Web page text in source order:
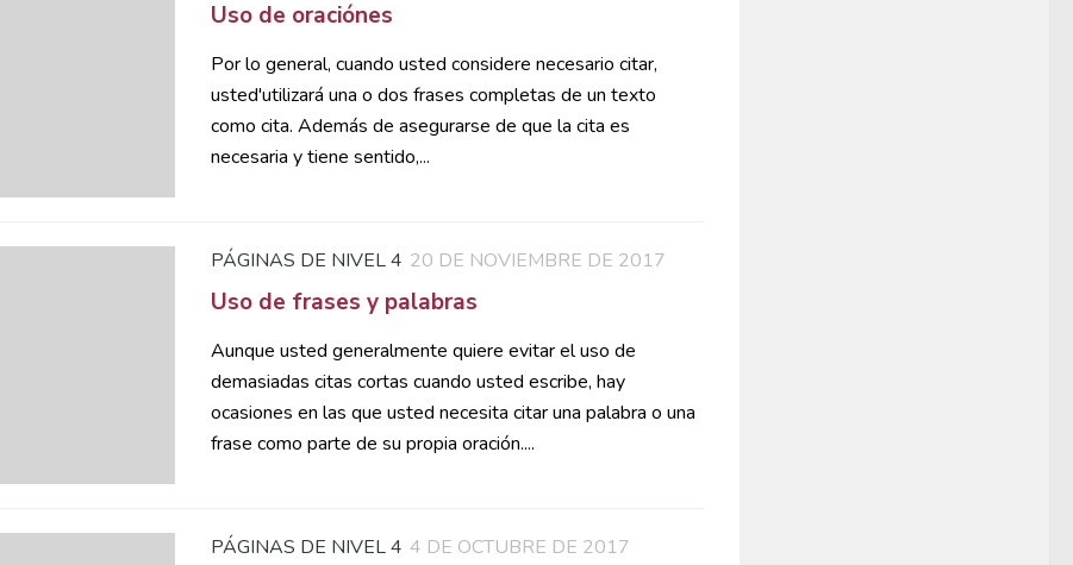
Uso de oraciónes
Por lo general, cuando usted considere necesario citar,
usted'utilizará una o dos frases completas de un texto
como cita. Además de asegurarse de que la cita es
necesaria y tiene sentido,...
PÁGINAS DE NIVEL 4 20 DE NOVIEMBRE DE 2017
Uso de frases y palabras
Aunque usted generalmente quiere evitar el uso de
demasiadas citas cortas cuando usted escribe, hay
ocasiones en las que usted necesita citar una palabra o una
frase como parte de su propia oración....
PÁGINAS DE NIVEL 4 4 DE OCTUBRE DE 2017